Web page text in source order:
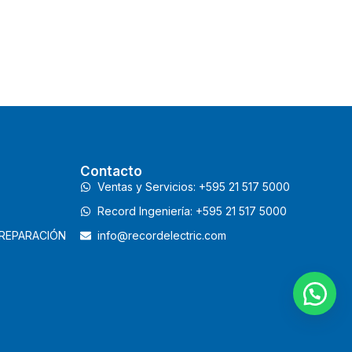
Contacto
Ventas y Servicios: +595 21 517 5000
Record Ingeniería: +595 21 517 5000
info@recordelectric.com